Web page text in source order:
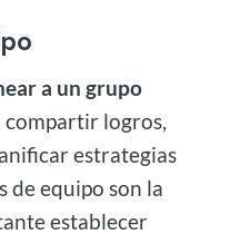
a un grupo
compartir logros,
estrategias
de equipo son la
establecer